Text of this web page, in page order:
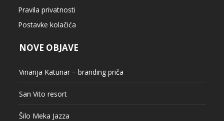
Pravila privatnosti
Postavke kolačića
NOVE OBJAVE
Vinarija Katunar – branding priča
San Vito resort
Šilo Meka Jazza